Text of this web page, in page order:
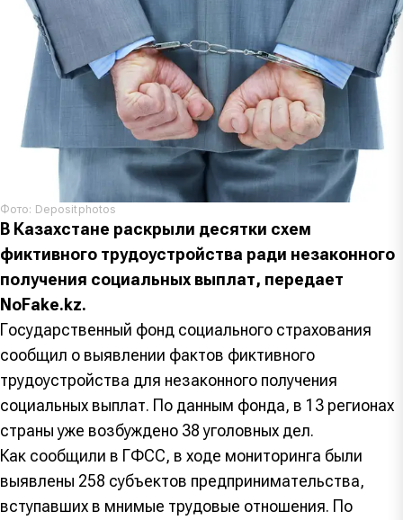
Фото: Depositphotos
В Казахстане раскрыли десятки схем
фиктивного трудоустройства ради незаконного
получения социальных выплат, передает
NoFake.kz.
Государственный фонд социального страхования
сообщил о выявлении фактов фиктивного
трудоустройства для незаконного получения
социальных выплат. По данным фонда, в 13 регионах
страны уже возбуждено 38 уголовных дел.
Как сообщили в ГФСС, в ходе мониторинга были
выявлены 258 субъектов предпринимательства,
вступавших в мнимые трудовые отношения. По